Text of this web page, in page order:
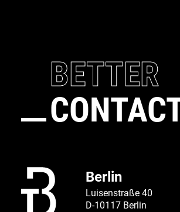
BETTER
Berlin
Luisenstraße 40
D-10117 Berlin